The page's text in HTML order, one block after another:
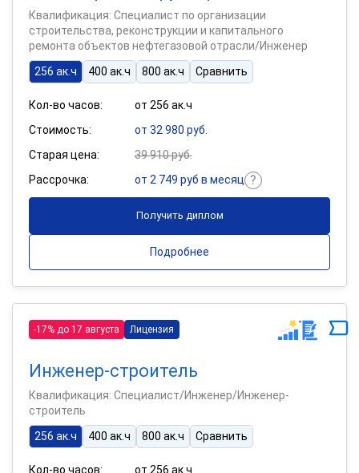
Квалификация: Специалист по организации
строительства, реконструкции и капитального
ремонта объектов нефтегазовой отрасли/Инженер
256 ак.ч
400 ак.ч 800 ак.ч Сравнить
Кол-во часов:
от 256 ак.ч
Стоимость:
от 32 980 руб.
Старая цена:
39 910 руб.
Рассрочка:
от 2 749 руб в месяц
Получить диплом
Подробнее
-17% до 17 августа Лицензия
Инженер-строитель
Квалификация: Специалист/Инженер/Инженер-
строитель
256 ак.ч
400 ак.ч 800 ак.ч Сравнить
Кол-во часов:
от 256 ак.ч